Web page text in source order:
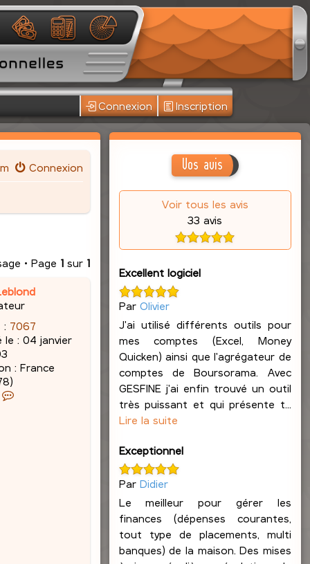
Connexion Inscription
Connexion
• Page 1sur 1
: 7067
le : 04 janvier
: France
Vos avis
Voir tous les avis
33 avis
Excellent logiciel
Par Olivier
J'ai utilisé différents outils pour
mes comptes (Excel, Money
Quicken) ainsi que l'agrégateur de
comptes de Boursorama. Avec
GESFINE j'ai enfin trouvé un outil
très puissant et qui présente t...
Lire la suite
Exceptionnel
Par Didier
Le meilleur pour gérer les
finances (dépenses courantes,
tout type de placements, multi
banques) de la maison. Des mises